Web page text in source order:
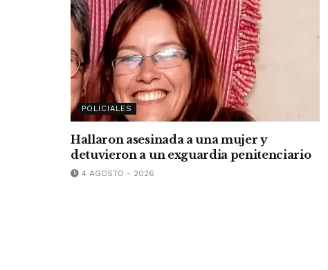
POLICIALES
Hallaron asesinada a una mujer y
detuvieron a un exguardia penitenciario
4 AGOSTO - 2026